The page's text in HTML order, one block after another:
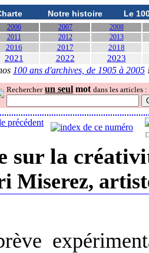
Notre histoire Le
2006 2007
2008
2011
2012 2013
2016 2017 2018
2021 2022 2023
100 ans d'archives, de 1905 à 2005
Rechercher un seul mot dans les articles :
sur la
Miserez,